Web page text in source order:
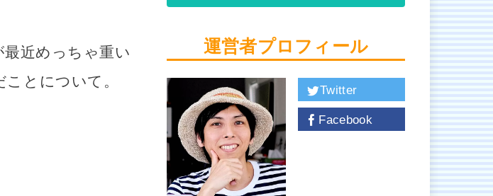
近めっちゃ重い
とについて。
運営者プロフィール
Twitter
Facebook